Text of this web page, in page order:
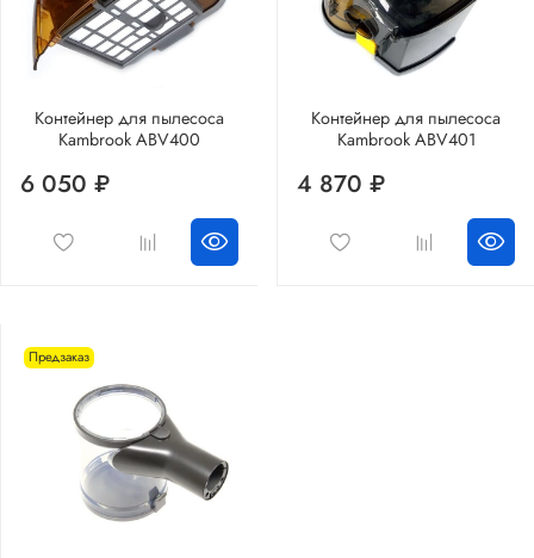
Контейнер для пылесоса
Kambrook ABV400
6 050 ₽
Контейнер для пылесоса
Kambrook ABV401
4 870 ₽
Предзаказ